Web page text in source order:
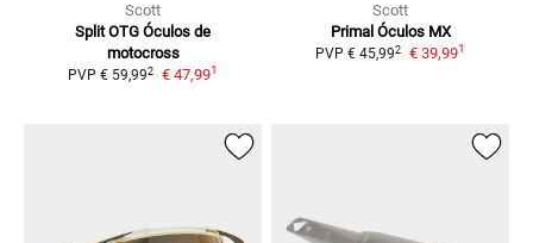
Scott
Split OTG Óculos de
motocross
PVP € 59,992 € 47,991
Scott
Primal Óculos MX
PVP € 45,992 € 39,991